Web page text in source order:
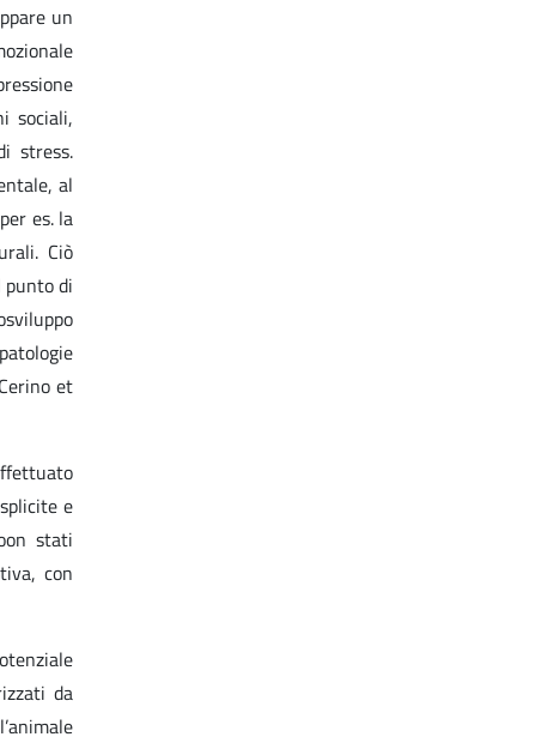
un
sociali,
stress.
al
es. la
Ciò
punto di
et
e
stati
con
da